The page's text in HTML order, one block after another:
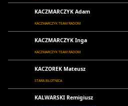
KACZMARCZYK Adam
KACZMARCZYK TEAM RADOM
KACZMARCZYK Inga
KACZMARCZYK TEAM RADOM
KACZOREK Mateusz
STARA BŁOTNICA
KALWARSKI Remigiusz